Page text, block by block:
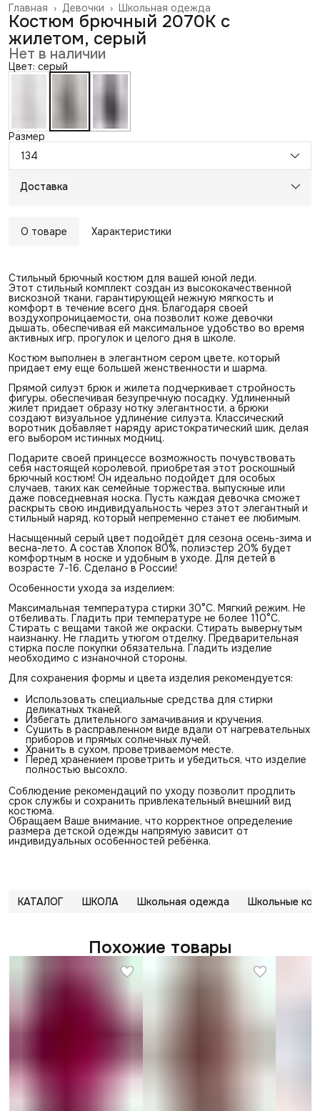
Школьная одежда
Девочки ›
Главная ›
Костюм брючный 2070К с
жилетом, серый
Нет в наличии
Цвет: серый
Размер
134
Доставка
О товаре Характеристики
Стильный брючный костюм для вашей юной леди.
Этот стильный комплект создан из высококачественной
вискозной ткани, гарантирующей нежную мягкость и
комфорт в течение всего дня. Благодаря своей
воздухопроницаемости, она позволит коже девочки
дышать, обеспечивая ей максимальное удобство во время
активных игр, прогулок и целого дня в школе.
Костюм выполнен в элегантном сером цвете, который
придает ему еще большей женственности и шарма.
Прямой силуэт брюк и жилета подчеркивает стройность
фигуры, обеспечивая безупречную посадку. Удлиненный
жилет придает образу нотку элегантности, а брюки
создают визуальное удлинение силуэта. Классический
воротник добавляет наряду аристократический шик, делая
его выбором истинных модниц.
Подарите своей принцессе возможность почувствовать
себя настоящей королевой, приобретая этот роскошный
брючный костюм! Он идеально подойдет для особых
случаев, таких как семейные торжества, выпускные или
даже повседневная носка. Пусть каждая девочка сможет
раскрыть свою индивидуальность через этот элегантный и
стильный наряд, который непременно станет ее любимым.
Насыщенный серый цвет подойдёт для сезона осень-зима и
весна-лето. А состав Хлопок 80%, полиэстер 20% будет
комфортным в носке и удобным в уходе. Для детей в
возрасте 7-16. Сделано в России!
Особенности ухода за изделием:
Максимальная температура стирки 30°С. Мягкий режим. Не
отбеливать. Гладить при температуре не более 110°С.
Стирать с вещами такой же окраски. Стирать вывернутым
наизнанку. Не гладить утюгом отделку. Предварительная
стирка после покупки обязательна. Гладить изделие
необходимо с изнаночной стороны.
Для сохранения формы и цвета изделия рекомендуется:
Использовать специальные средства для стирки
деликатных тканей.
Избегать длительного замачивания и кручения.
Сушить в расправленном виде вдали от нагревательных
приборов и прямых солнечных лучей.
Хранить в сухом, проветриваемом месте.
Перед хранением проветрить и убедиться, что изделие
полностью высохло.
Соблюдение рекомендаций по уходу позволит продлить
срок службы и сохранить привлекательный внешний вид
костюма.
Обращаем Ваше внимание, что корректное определение
размера детской одежды напрямую зависит от
индивидуальных особенностей ребёнка.
КАТАЛОГ ШКОЛА Школьная одежда Школьные
Похожие товары